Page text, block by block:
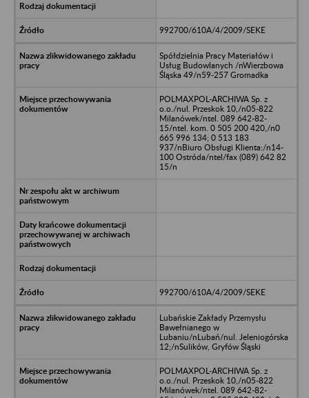
992700/610A/4/2009/SEKE
Spółdzielnia Pracy Materiałów i
Usług Budowlanych /nWierzbowa
Śląska 49/n59-257 Gromadka
POLMAXPOL-ARCHIWA Sp. z
o.o./nul. Przeskok 10,/n05-822
Milanówek/ntel. 089 642-82-
15/ntel. kom. 0 505 200 420,/n0
665 996 134; 0 513 183
937/nBiuro Obsługi Klienta:/n14-
100 Ostróda/ntel/fax (089) 642 82
15/n
992700/610A/4/2009/SEKE
Lubańskie Zakłady Przemysłu
Bawełnianego w
Lubaniu/nLubań/nul. Jeleniogórska
12;/nSulików, Gryfów Śląski
POLMAXPOL-ARCHIWA Sp. z
o.o./nul. Przeskok 10,/n05-822
Milanówek/ntel. 089 642-82-